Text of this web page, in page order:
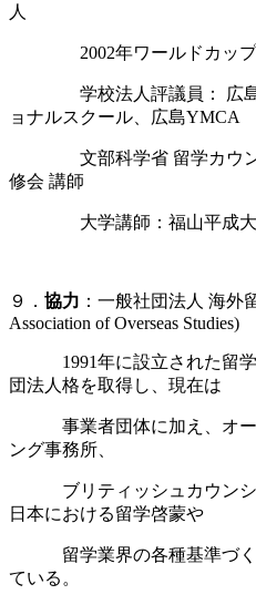
人
2002年ワールドカップ
学校法人評議員： 広島
ョナルスクール、広島YMCA
文部科学省 留学カウン
修会 講師
大学講師：福山平成大
９． 協力 ：一般社団法人 海外
Association of Overseas Studies)
1991年に設立された留学
団法人格を取得し、現在は
事業者団体に加え、オー
ング事務所、
ブリティッシュカウン
日本における留学啓蒙や
留学業界の各種基準づく
ている。